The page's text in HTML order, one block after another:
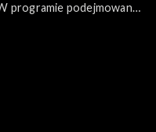
programie podejmowane
polskiej historii. Autor
miłośników
zakątku kraju.